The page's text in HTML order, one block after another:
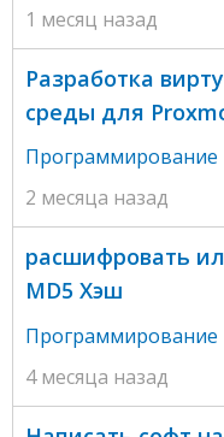
1 месяц назад
Разработка
среды для
Программирование
2 месяца назад
расшифровать
MD5 Хэш
Программирование
4 месяца назад